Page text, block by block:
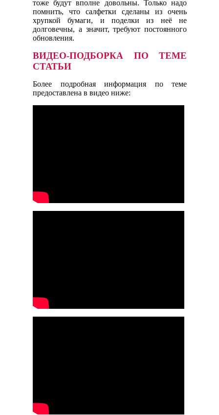
тоже будут вполне довольны. Только надо
помнить, что салфетки сделаны из очень
хрупкой бумаги, и поделки из неё не
долговечны, а значит, требуют постоянного
обновления.
ВИДЕО-ПОДБОРКА ПО ТЕМЕ
СТАТЬИ
Более подробная информация по теме
предоставлена в видео ниже: